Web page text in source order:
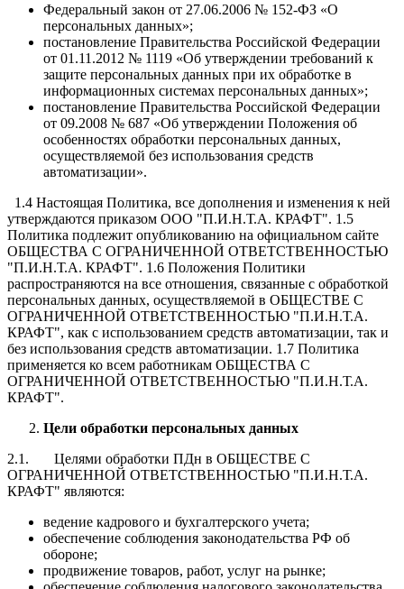
Федеральный закон от 27.06.2006 № 152-ФЗ «О
персональных данных»;
постановление Правительства Российской Федерации
от 01.11.2012 № 1119 «Об утверждении требований к
защите персональных данных при их обработке в
информационных системах персональных данных»;
постановление Правительства Российской Федерации
от 09.2008 № 687 «Об утверждении Положения об
особенностях обработки персональных данных,
осуществляемой без использования средств
автоматизации».
1.4 Настоящая Политика, все дополнения и изменения к ней
утверждаются приказом ООО "П.И.Н.Т.А. КРАФТ". 1.5
Политика подлежит опубликованию на официальном сайте
ОБЩЕСТВА С ОГРАНИЧЕННОЙ ОТВЕТСТВЕННОСТЬЮ
"П.И.Н.Т.А. КРАФТ". 1.6 Положения Политики
распространяются на все отношения, связанные с обработкой
персональных данных, осуществляемой в ОБЩЕСТВЕ С
ОГРАНИЧЕННОЙ ОТВЕТСТВЕННОСТЬЮ "П.И.Н.Т.А.
КРАФТ", как с использованием средств автоматизации, так и
без использования средств автоматизации. 1.7 Политика
применяется ко всем работникам ОБЩЕСТВА С
ОГРАНИЧЕННОЙ ОТВЕТСТВЕННОСТЬЮ "П.И.Н.Т.А.
КРАФТ".
Цели обработки персональных данных
2.1. Целями обработки ПДн в ОБЩЕСТВЕ С
ОГРАНИЧЕННОЙ ОТВЕТСТВЕННОСТЬЮ "П.И.Н.Т.А.
КРАФТ" являются:
ведение кадрового и бухгалтерского учета;
обеспечение соблюдения законодательства РФ об
обороне;
продвижение товаров, работ, услуг на рынке;